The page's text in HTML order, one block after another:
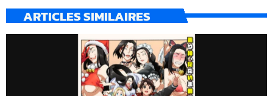
ARTICLES SIMILAIRES